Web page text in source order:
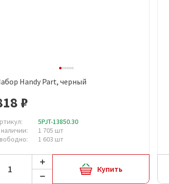
Быстрый просмотр
Handy Part, черный
₽
5PJT-13850.30
1 705 шт
1 603 шт
Купить